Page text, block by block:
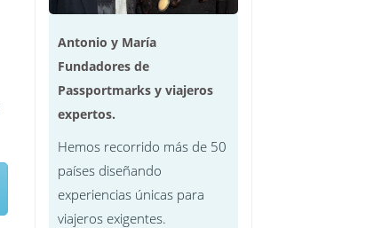
Antonio y María
Fundadores de
Passportmarks y viajeros
expertos.
Hemos recorrido más de 50
países diseñando
experiencias únicas para
viajeros exigentes.